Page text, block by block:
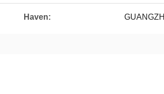
Haven: